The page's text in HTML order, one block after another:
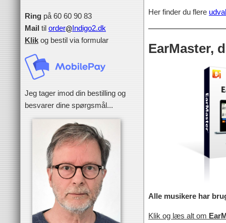
Ring på 60 60 90 83
Mail til order
Indigo2.dk
Klik og bestil via formular
Jeg tager imod din bestilling og
besvarer dine spørgsmål...
Her finder du flere
EarMaster,
Alle musikere har
Klik og læs alt om